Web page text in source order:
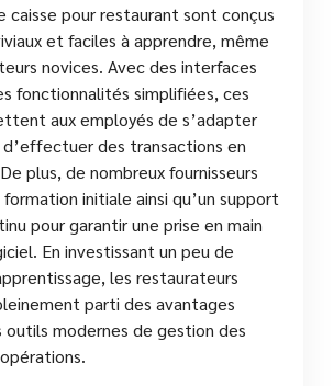
caisse pour restaurant sont conçus
et faciles à apprendre, même
novices. Avec des interfaces
fonctionnalités simplifiées, ces
aux employés de s’adapter
des transactions en
plus, de nombreux fournisseurs
initiale ainsi qu’un support
pour garantir une prise en main
En investissant un peu de
les restaurateurs
parti des avantages
modernes de gestion des